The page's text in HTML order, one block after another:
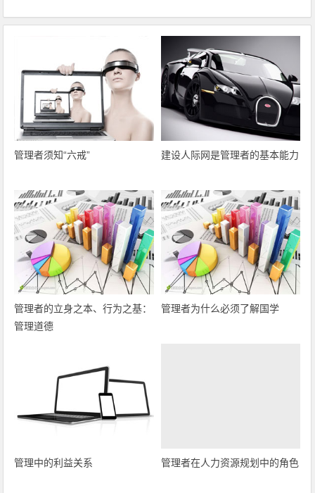
管理者须知“六戒” 建设人际网是管理者的基本能力
管理者的立身之本、行为之基：
管理道德
管理者为什么必须了解国学
管理中的利益关系 管理者在人力资源规划中的角色